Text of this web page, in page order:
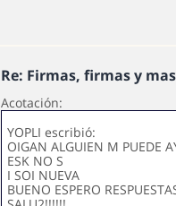
Re: Firmas, firmas y
Acotación:
YOPLI escribió:
OIGAN ALGUIEN M PUEDE
ESK NO S
I SOI NUEVA
BUENO ESPERO